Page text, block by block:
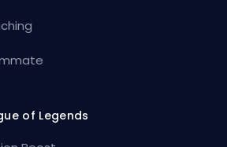
of Legends